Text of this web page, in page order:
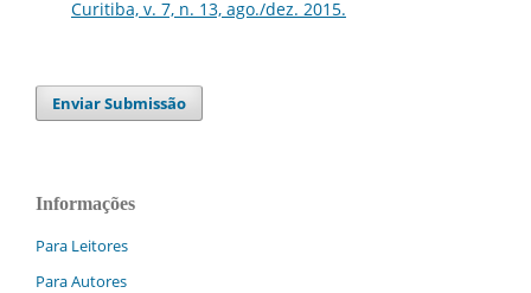
Curitiba, v. 7, n. 13, ago./dez. 2015.
Enviar Submissão
Informações
Para Leitores
Para Autores